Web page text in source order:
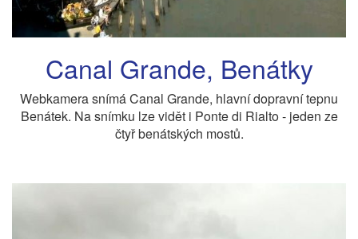
Canal Grande, Benátky
Webkamera snímá Canal Grande, hlavní dopravní tepnu
Benátek. Na snímku lze vidět i Ponte di Rialto - jeden ze
čtyř benátských mostů.